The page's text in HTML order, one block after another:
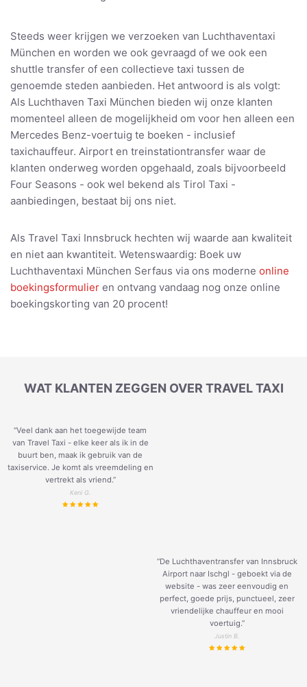
Steeds weer krijgen we verzoeken van Luchthaventaxi
München en worden we ook gevraagd of we ook een
shuttle transfer of een collectieve taxi tussen de
genoemde steden aanbieden. Het antwoord is als volgt:
Als Luchthaven Taxi München bieden wij onze klanten
momenteel alleen de mogelijkheid om voor hen alleen een
Mercedes Benz-voertuig te boeken - inclusief
taxichauffeur. Airport en treinstationtransfer waar de
klanten onderweg worden opgehaald, zoals bijvoorbeeld
Four Seasons - ook wel bekend als Tirol Taxi -
aanbiedingen, bestaat bij ons niet.
Als Travel Taxi Innsbruck hechten wij waarde aan kwaliteit
en niet aan kwantiteit. Wetenswaardig: Boek uw
Luchthaventaxi München Serfaus via ons moderne online
boekingsformulier en ontvang vandaag nog onze online
boekingskorting van 20 procent!
WAT KLANTEN ZEGGEN OVER TRAVEL TAXI
“Veel dank aan het toegewijde team
van Travel Taxi - elke keer als ik in de
buurt ben, maak ik gebruik van de
taxiservice. Je komt als vreemdeling en
vertrekt als vriend.”
Keni G.
“De Luchthaventransfer van Innsbruck
Airport naar Ischgl - geboekt via de
website - was zeer eenvoudig en
perfect, goede prijs, punctueel, zeer
vriendelijke chauffeur en mooi
voertuig.”
Justin B.